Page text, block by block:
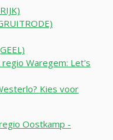
Waregem: Let's
Kies voor
Oostkamp -